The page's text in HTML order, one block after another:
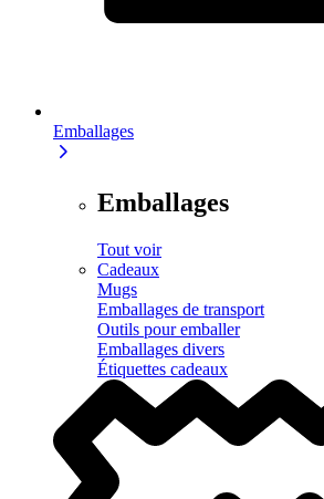
Emballages
Emballages
Tout voir
Cadeaux
Mugs
Emballages de transport
Outils pour emballer
Emballages divers
Étiquettes cadeaux